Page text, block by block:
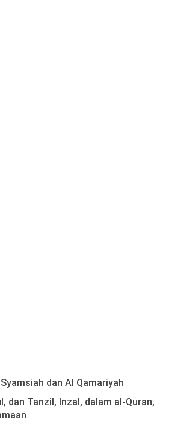
dan Al Qamariyah
dan Tanzil, Inzal, dalam al-Quran,